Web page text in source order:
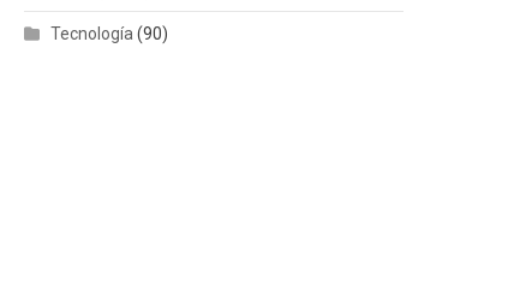
Tecnología (90)